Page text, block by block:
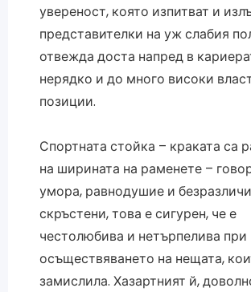
увереност, която изпитват и
представителки на уж слабия
отвежда доста напред в
нерядко и до много високи
позиции.
Спортната стойка – краката са
на ширината на раменете –
умора, равнодушие и
скръстени, това е сигурен, че е
честолюбива и нетърпелива при
осъществяването на нещата,
замислила. Хазартният й,